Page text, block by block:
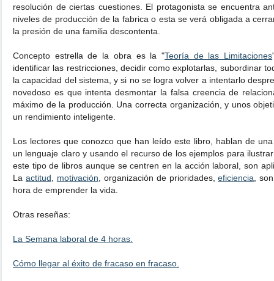
resolución de ciertas cuestiones. El protagonista se encuentra
niveles de producción de la fabrica o esta se verá obligada a
la presión de una familia descontenta.
Concepto estrella de la obra es la "Teoría de las Limitaciones
identificar las restricciones, decidir como explotarlas, subordinar
la capacidad del sistema, y si no se logra volver a intentarlo
novedoso es que intenta desmontar la falsa creencia de
máximo de la producción. Una correcta organización, y unos
un rendimiento inteligente.
Los lectores que conozco que han leído este libro, hablan de
un lenguaje claro y usando el recurso de los ejemplos para
este tipo de libros aunque se centren en la acción laboral, son
La actitud motivación , organización de prioridades,eficiencia ,
hora de emprender la vida.
Otras reseñas:
La Semana laboral de 4 horas.
Cómo llegar al éxito de fracaso en fracaso.